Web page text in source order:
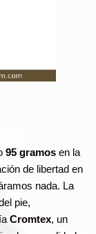
95 gramosen la
de libertad en
nada. La
pie,
Cromtex, un